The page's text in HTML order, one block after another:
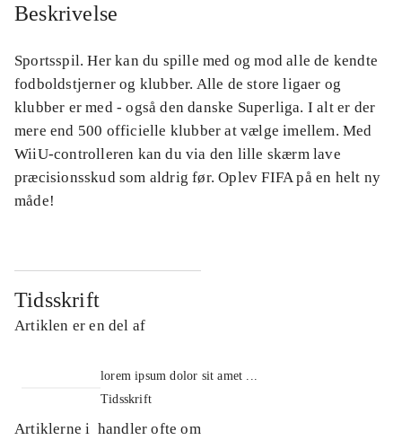
Beskrivelse
Sportsspil. Her kan du spille med og mod alle de kendte
fodboldstjerner og klubber. Alle de store ligaer og
klubber er med - også den danske Superliga. I alt er der
mere end 500 officielle klubber at vælge imellem. Med
WiiU-controlleren kan du via den lille skærm lave
præcisionsskud som aldrig før. Oplev FIFA på en helt ny
måde!
Tidsskrift
Artiklen er en del af
lorem ipsum dolor sit amet ...
Tidsskrift
Artiklerne i handler ofte om